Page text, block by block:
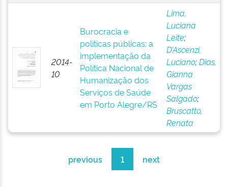
2014-
10
Burocracia e
políticas públicas: a
implementação da
Política Nacional de
Humanização dos
Serviços de Saúde
em Porto Alegre/RS
Lima,
Luciana
Leite;
D’Ascenzi,
Luciano;Dias,
Gianna
Vargas
Salgado;
Bruscatto,
Renata
previous 1 next